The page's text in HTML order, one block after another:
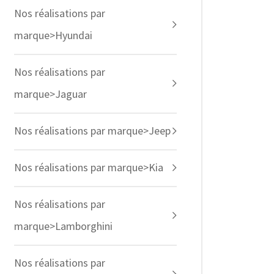
Nos réalisations par
marque>Hyundai
Nos réalisations par
marque>Jaguar
Nos réalisations par marque>Jeep
Nos réalisations par marque>Kia
Nos réalisations par
marque>Lamborghini
Nos réalisations par